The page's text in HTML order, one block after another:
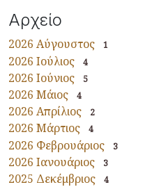
Αρχείο
2026 Αύγουστος 1
2026 Ιούλιος 4
2026 Ιούνιος 5
2026 Μάιος 4
2026 Απρίλιος 2
2026 Μάρτιος 4
2026 Φεβρουάριος 3
2026 Ιανουάριος 3
2025 Δεκέμβριος 4